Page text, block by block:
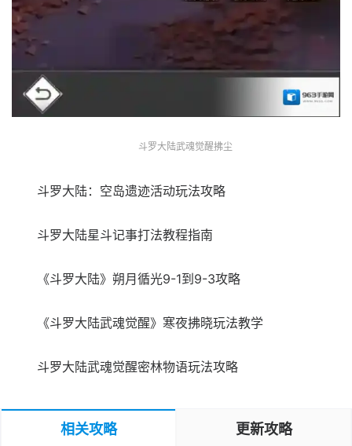
斗罗大陆武魂觉醒拂尘
斗罗大陆：空岛遗迹活动玩法攻略
斗罗大陆星斗记事打法教程指南
《斗罗大陆》朔月循光9-1到9-3攻略
《斗罗大陆武魂觉醒》寒夜拂晓玩法教学
斗罗大陆武魂觉醒密林物语玩法攻略
相关攻略 更新攻略